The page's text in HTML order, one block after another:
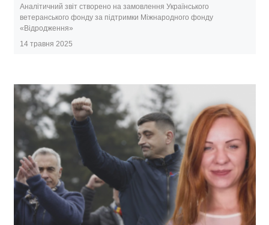
Аналітичний звіт створено на замовлення Українського
ветеранського фонду за підтримки Міжнародного фонду
«Відродження»
14 травня 2025